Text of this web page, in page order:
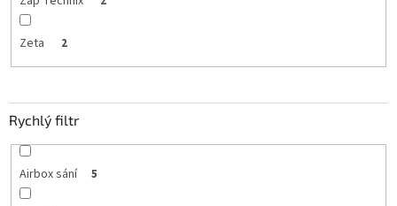
Zeta 2
Rychlý filtr
Airbox sání 5